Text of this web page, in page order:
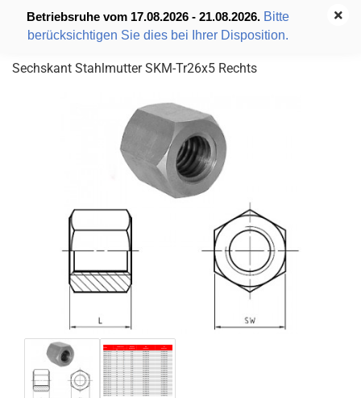
Betriebsruhe vom 17.08.2026 - 21.08.2026. Bitte
berücksichtigen Sie dies bei Ihrer Disposition.
Sechskant Stahlmutter SKM-Tr26x5 Rechts